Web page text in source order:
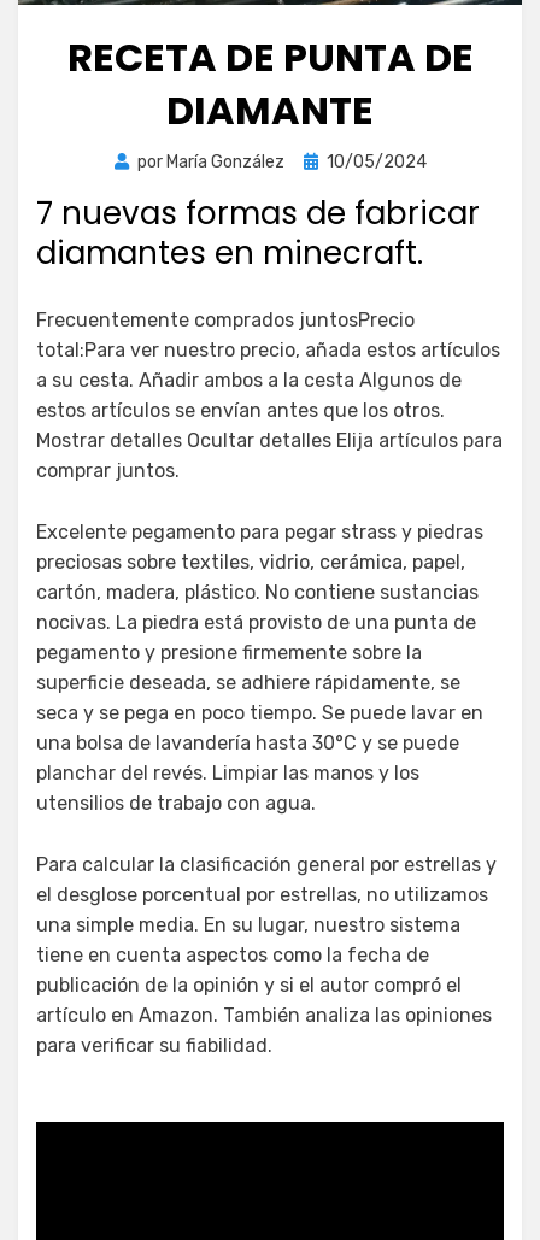
RECETA DE PUNTA DE
DIAMANTE
por María González
Publicada
10/05/2024
7 nuevas formas de fabricar
diamantes en minecraft.
Frecuentemente comprados juntosPrecio
total:Para ver nuestro precio, añada estos artículos
a su cesta. Añadir ambos a la cesta Algunos de
estos artículos se envían antes que los otros.
Mostrar detalles Ocultar detalles Elija artículos para
comprar juntos.
Excelente pegamento para pegar strass y piedras
preciosas sobre textiles, vidrio, cerámica, papel,
cartón, madera, plástico. No contiene sustancias
nocivas. La piedra está provisto de una punta de
pegamento y presione firmemente sobre la
superficie deseada, se adhiere rápidamente, se
seca y se pega en poco tiempo. Se puede lavar en
una bolsa de lavandería hasta 30°C y se puede
planchar del revés. Limpiar las manos y los
utensilios de trabajo con agua.
Para calcular la clasificación general por estrellas y
el desglose porcentual por estrellas, no utilizamos
una simple media. En su lugar, nuestro sistema
tiene en cuenta aspectos como la fecha de
publicación de la opinión y si el autor compró el
artículo en Amazon. También analiza las opiniones
para verificar su fiabilidad.